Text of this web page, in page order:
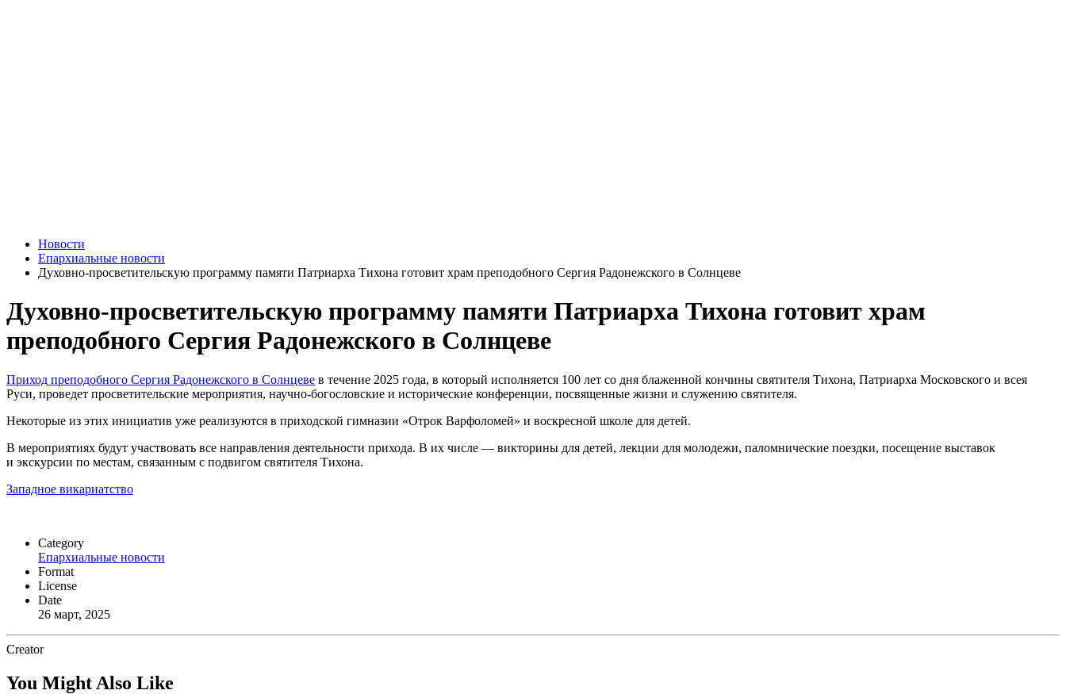
Новости
Епархиальные новости
Духовно-просветительскую программу памяти Патриарха Тихона готовит храм преподобного Сергия Радонежского в Солнцеве
Духовно-просветительскую программу памяти Патриарха Тихона готовит храм
преподобного Сергия Радонежского в Солнцеве
Приход преподобного Сергия Радонежского в Солнцеве в течение 2025 года, в который исполняется 100 лет со дня блаженной кончины святителя Тихона, Патриарха Московского и всея
Руси, проведет просветительские мероприятия, научно-богословские и исторические конференции, посвященные жизни и служению святителя.
Некоторые из этих инициатив уже реализуются в приходской гимназии «Отрок Варфоломей» и воскресной школе для детей.
В мероприятиях будут участвовать все направления деятельности прихода. В их числе — викторины для детей, лекции для молодежи, паломнические поездки, посещение выставок
и экскурсии по местам, связанным с подвигом святителя Тихона.
Западное викариатство
Category
Епархиальные новости
Format
License
Date
26 март, 2025
Creator
You Might Also Like